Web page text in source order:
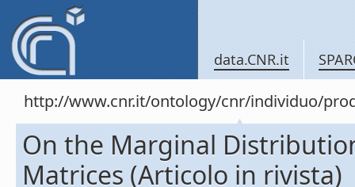
data.CNR.it
http://www.cnr.it/ontology/cnr/individuo/
On the Marginal
Matrices (Articolo in rivista)